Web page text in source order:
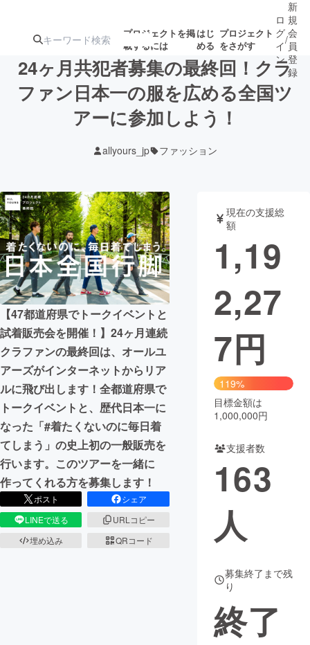
プロジェクトを掲
載するには
はじ
める
プロジェクト
をさがす
注目のリ 注目の新着プロ 募集終了が近いプ
ロジェクト
テクノロジー・ガジェット
映像・映画 書籍・雑誌
ビジネス・起業 チャレンジ
まちづくり・地域活性化
CAMPFIRE for Social Good
CAMPFIRE Creation
CAMPFIREふるさと納税
コミュニティ
ロ
グ
イ
ン
/
新
規
会
員
登
録
24ヶ月共犯者募集の最終回！クラ
ファン日本一の服を広める全国ツ
アーに参加しよう！
allyours_jp ファッション
【47都道府県でトークイベントと
試着販売会を開催！】24ヶ月連続
クラファンの最終回は、オールユ
アーズがインターネットからリア
ルに飛び出します！全都道府県で
トークイベントと、歴代日本一に
なった「#着たくないのに毎日着
てしまう」の史上初の一般販売を
行います。このツアーを一緒に
作ってくれる方を募集します！
ポスト
シェア
LINEで送る
URLコピー
埋め込み
QRコード
現在の支援総
額
1,19
2,27
7円
119%
目標金額は
1,000,000円
支援者数
163
人
募集終了まで残
り
終了